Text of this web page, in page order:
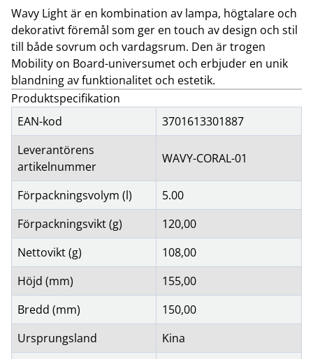
Wavy Light är en kombination av lampa, högtalare och
dekorativt föremål som ger en touch av design och stil
till både sovrum och vardagsrum. Den är trogen
Mobility on Board-universumet och erbjuder en unik
blandning av funktionalitet och estetik.
Produktspecifikation
EAN-kod
3701613301887
Leverantörens
artikelnummer
WAVY-CORAL-01
Förpackningsvolym (l)
5.00
Förpackningsvikt (g)
120,00
Nettovikt (g)
108,00
Höjd (mm)
155,00
Bredd (mm)
150,00
Ursprungsland
Kina